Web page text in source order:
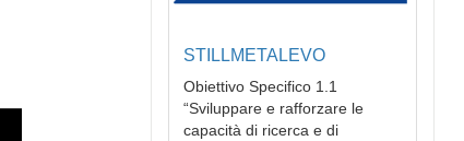
STILLMETALEVO
Obiettivo Specifico 1.1
“Sviluppare e rafforzare le
capacità di ricerca e di